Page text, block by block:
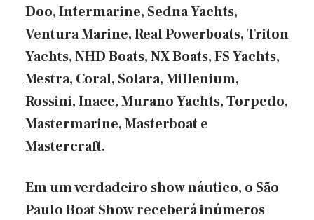
Doo, Intermarine, Sedna Yachts,
Ventura Marine, Real Powerboats, Triton
Yachts, NHD Boats, NX Boats, FS Yachts,
Mestra, Coral, Solara, Millenium,
Rossini, Inace, Murano Yachts, Torpedo,
Mastermarine, Masterboat e
Mastercraft.
Em um verdadeiro show náutico, o São
Paulo Boat Show receberá inúmeros